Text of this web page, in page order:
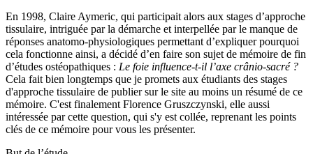
En 1998, Claire Aymeric, qui participait alors aux stages d’approche
tissulaire, intriguée par la démarche et interpellée par le manque de
réponses anatomo-physiologiques permettant d’expliquer pourquoi
cela fonctionne ainsi, a décidé d’en faire son sujet de mémoire de fin
d’études ostéopathiques : Le foie influence-t-il l’axe crânio-sacré ?
Cela fait bien longtemps que je promets aux étudiants des stages
d'approche tissulaire de publier sur le site au moins un résumé de ce
mémoire. C'est finalement Florence Gruszczynski, elle aussi
intéressée par cette question, qui s'y est collée, reprenant les points
clés de ce mémoire pour vous les présenter.